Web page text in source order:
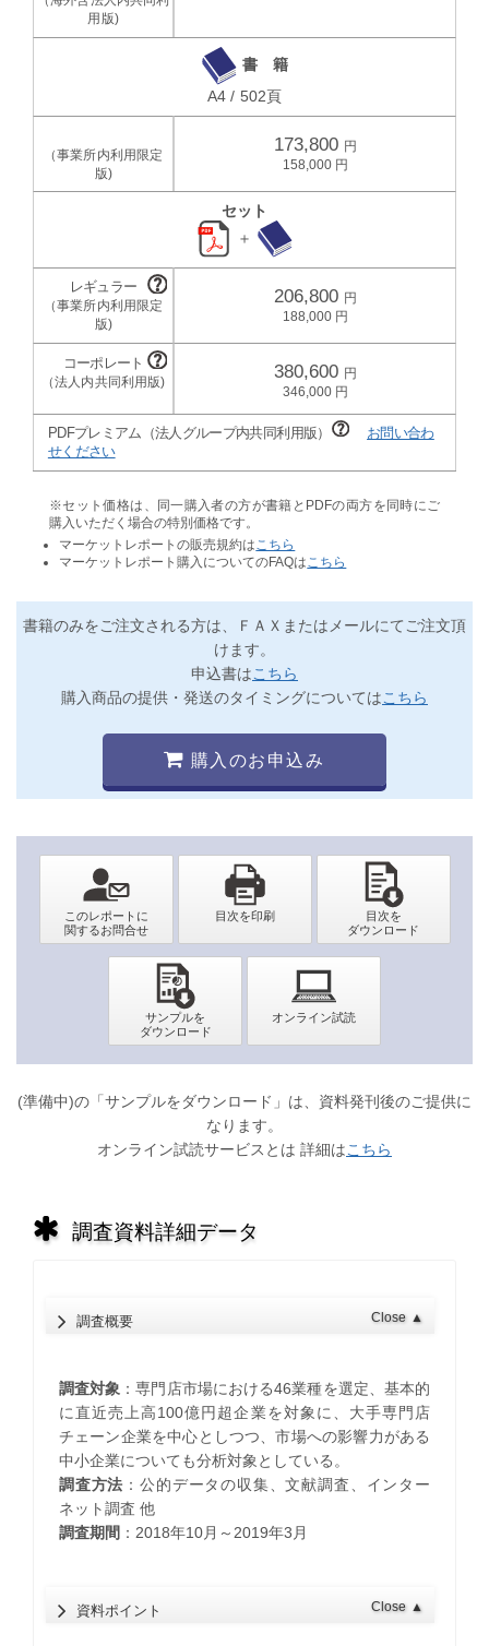
書 籍
A4 / 502頁
173,800
158,000
セット
＋
206,800
188,000
380,600
346,000
PDFプレミアム（法人グループ内共同利用版）
お問い合わ
せください
※セット価格は、同一購入者の方が書籍とPDFの両方を同時にご
購入いただく場合の特別価格です。
マーケットレポートの販売規約は こちら
マーケットレポート購入についてのFAQは こちら
書籍のみをご注文される方は、ＦＡＸまたはメールにてご注文頂
けます。
申込書はこちら
購入商品の提供・発送のタイミングについてはこちら
購入のお申込み
(準備中)の「サンプルをダウンロード」は、資料発刊後のご提供に
なります。
オンライン試読サービスとは 詳細はこちら
調査資料詳細データ
調査概要 Close ▲
調査対象 ：専門店市場における46業種を選定、基本的
に直近売上高100億円超企業を対象に、大手専門店
チェーン企業を中心としつつ、市場への影響力がある
中小企業についても分析対象としている。
調査方法 ：公的データの収集、文献調査、インター
ネット調査 他
調査期間 ：2018年10月～2019年3月
資料ポイント Close ▲